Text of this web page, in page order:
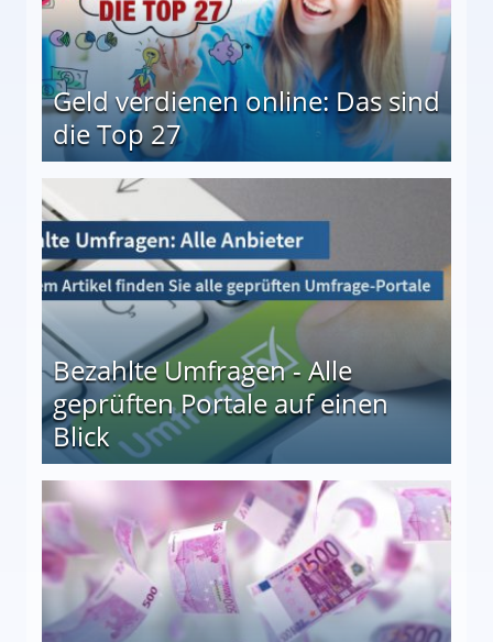
Geld verdienen online: Das sind
die Top 27
Bezahlte Umfragen - Alle
geprüften Portale auf einen
Blick
auf einen Blick